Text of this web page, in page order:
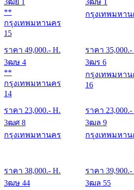
**
กรุงเทพมหานคร
15
ราคา 49,000.- H.
กรุงเทพมหาน
ราคา 35,000.-
3ฒษ 4
**
กรุงเทพมหานคร
14
ราคา 23,000.- H.
3ฒร 6
กรุงเทพมหาน
16
ราคา 23,000.-
3ฒศ 8
กรุงเทพมหานคร
ราคา 38,000.- H.
3ฒล 9
กรุงเทพมหาน
ราคา 39,900.-
3ฒษ 44
3ฒล 55